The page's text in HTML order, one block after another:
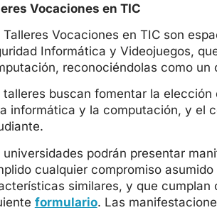
Vocaciones en TIC
Talleres Vocaciones en TIC son
Informática y Videojuegos,
reconociéndolas como
talleres buscan fomentar la
informática y la computación, y el
universidades podrán presentar
cualquier compromiso
similares, y que cumplan
formulario. Las